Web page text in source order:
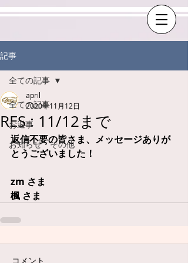
記事
全ての記事
お返事
お知らせ・その他
全ての記事
RES : 11/12まで
april
2020年11月12日
返信不要の皆さま、メッセージありが
とうございました！
zm さま
楓 さま
コメント